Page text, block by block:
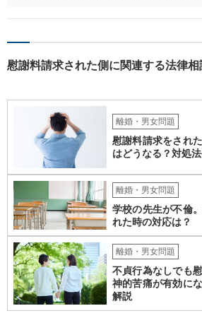
らせ行為がエスカレートする前に、一度警察
慰謝料請求された側に関連する法律相
離婚・男女問題
慰謝料請求をされ
はどうなる？対処
離婚・男女問題
学校の先生が不倫
れた時の対応は？
離婚・男女問題
不貞行為なしでも
神的苦痛が有効に
解説